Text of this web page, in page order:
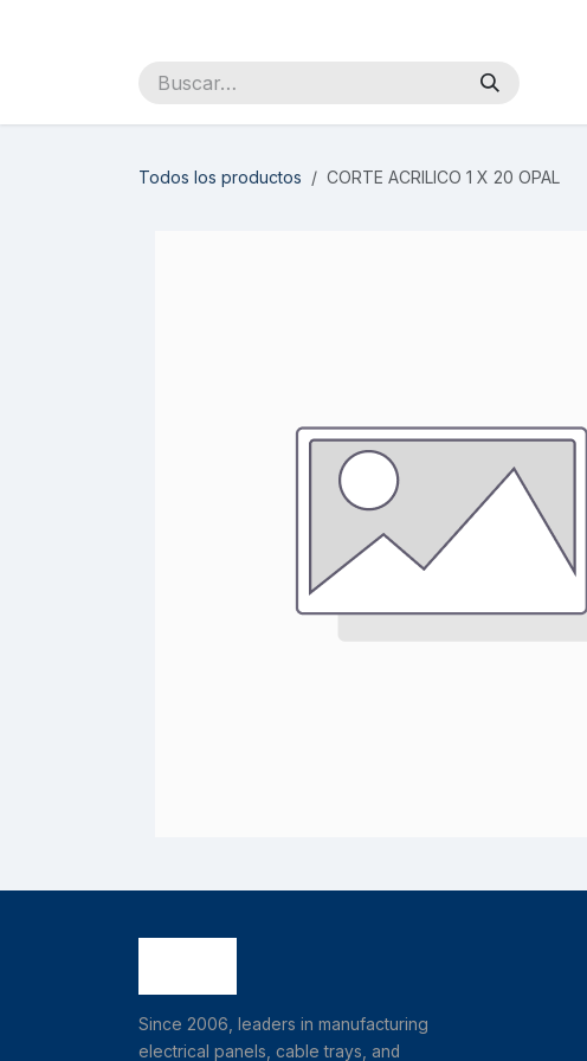
Todos los productos CORTE ACRILICO 1 X 20 OPAL
Since 2006, leaders in manufacturing
electrical panels, cable trays, and